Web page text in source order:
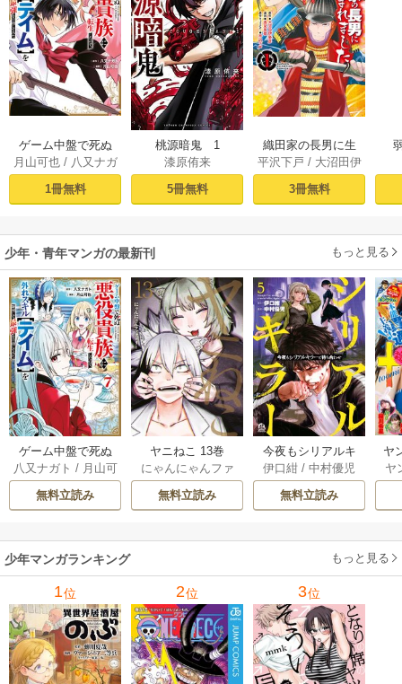
ゲーム中盤で死ぬ
悪役貴族に転生し
たので、外れスキ
ル【テイム】を駆
してみた（１）
月山可也/ 八又ナガ
1冊無料
桃源暗鬼 1
漆原侑来
5冊無料
織田家の長男に生
まれました～戦国
時代に転生したけ
ど、死にたくない
ます～ 1
平沢下戸 / 大沼田伊
逸見兎歌
3冊無料
少年・青年マンガの最新刊 もっと見る
ゲーム中盤で死ぬ
悪役貴族に転生し
たので、外れスキ
ル【テイム】を駆
してみた 7巻
八又ナガト / 月山可
也
無料立読み
ヤニねこ 13巻
にゃんにゃんファ
クトリー
無料立読み
今夜もシリアルキ
ラーと待ち合わせ 5
巻
伊口紺 /中村優児
無料立読み
ヤ
ヤ
少年マンガランキング もっと見る
1位 2位 3位